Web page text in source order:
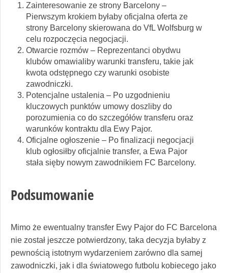
Zainteresowanie ze strony Barcelony –
Pierwszym krokiem byłaby oficjalna oferta ze
strony Barcelony skierowana do VfL Wolfsburg w
celu rozpoczęcia negocjacji.
Otwarcie rozmów – Reprezentanci obydwu
klubów omawialiby warunki transferu, takie jak
kwota odstępnego czy warunki osobiste
zawodniczki.
Potencjalne ustalenia – Po uzgodnieniu
kluczowych punktów umowy doszliby do
porozumienia co do szczegółów transferu oraz
warunków kontraktu dla Ewy Pajor.
Oficjalne ogłoszenie – Po finalizacji negocjacji
klub ogłosiłby oficjalnie transfer, a Ewa Pajor
stała sięby nowym zawodnikiem FC Barcelony.
Podsumowanie
Mimo że ewentualny transfer Ewy Pajor do FC Barcelona
nie został jeszcze potwierdzony, taka decyzja byłaby z
pewnością istotnym wydarzeniem zarówno dla samej
zawodniczki, jak i dla światowego futbolu kobiecego jako